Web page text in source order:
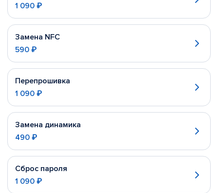
1 090 ₽
Замена NFC
590 ₽
Перепрошивка
1 090 ₽
Замена динамика
490 ₽
Сброс пароля
1 090 ₽